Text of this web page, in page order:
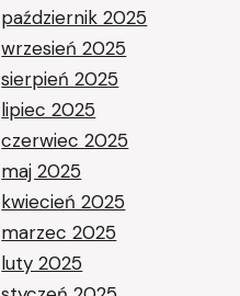
październik 2025
wrzesień 2025
sierpień 2025
lipiec 2025
czerwiec 2025
maj 2025
kwiecień 2025
marzec 2025
luty 2025